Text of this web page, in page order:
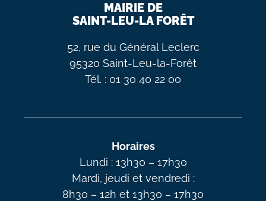
MAIRIE DE
SAINT-LEU-LA FORÊT
52, rue du Général Leclerc
95320 Saint-Leu-la-Forêt
Tél. : 01 30 40 22 00
Horaires
Lundi : 13h30 – 17h30
Mardi, jeudi et vendredi :
8h30 – 12h et 13h30 – 17h30